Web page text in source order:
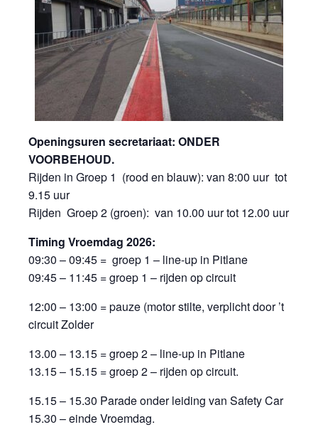
Openingsuren secretariaat: ONDER
VOORBEHOUD.
Rijden in Groep 1 (rood en blauw): van 8:00 uur tot
9.15 uur
Rijden Groep 2 (groen): van 10.00 uur tot 12.00 uur
Timing Vroemdag 2026:
09:30 – 09:45 = groep 1 – line-up in Pitlane
09:45 – 11:45 = groep 1 – rijden op circuit
12:00 – 13:00 = pauze (motor stilte, verplicht door ’t
circuit Zolder
13.00 – 13.15 = groep 2 – line-up in Pitlane
13.15 – 15.15 = groep 2 – rijden op circuit.
15.15 – 15.30 Parade onder leiding van Safety Car
15.30 – einde Vroemdag.